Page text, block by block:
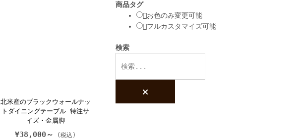
北米産のブラックウォールナッ
トダイニングテーブル 特注サ
イズ・金属脚
¥38,000～
商品タグ
お色のみ変更可能
フルカスタマイズ可能
検索
products: